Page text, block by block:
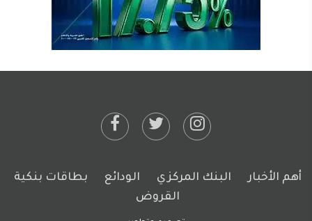
أهم الأخبار البنك المركزي الودائع
بطاقات بنكية
القروض